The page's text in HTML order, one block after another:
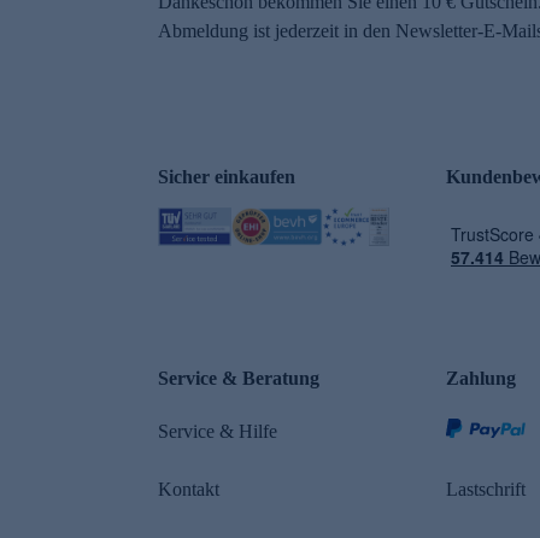
Abmeldung ist jederzeit in den Newsletter-E-
Sicher einkaufen
Service & Beratung
Service & Hilfe
Kontakt
Zahlung
Lastschrift